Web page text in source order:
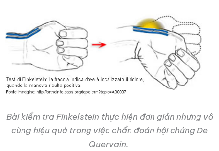
Bài kiểm tra Finkelstein thực hiện đơn giản nhưng vô
cùng hiệu quả trong việc chẩn đoán hội chứng De
Quervain.